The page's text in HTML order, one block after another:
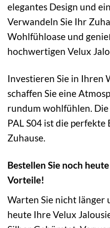
elegantes Design und
Verwandeln Sie Ihr
Wohlfühloase und
hochwertigen Velux
Investieren Sie in Ihren
schaffen Sie eine
rundum wohlfühlen.
PAL S04 ist die perfekte
Zuhause.
Bestellen Sie noch
Vorteile!
Warten Sie nicht länger
heute Ihre Velux